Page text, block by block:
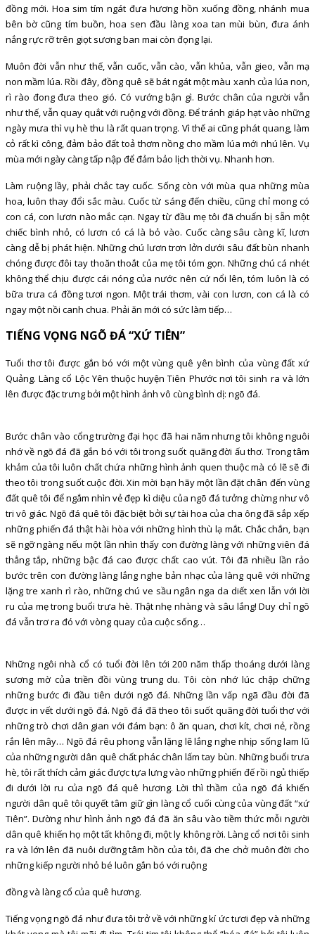
đồng mới. Hoa sim tím ngát đưa hương hồn xuống đồng, nhánh mua
bên bờ cũng tím buồn, hoa sen đầu làng xoa tan mùi bùn, đưa ánh
nắng rực rỡ trên giọt sương ban mai còn đọng lại.
Muôn đời vẫn như thế, vẫn cuốc, vẫn cào, vẫn khủa, vẫn gieo, vẫn mạ
non mầm lúa. Rồi đây, đồng quê sẽ bát ngát một màu xanh của lúa non,
rì rào đong đưa theo gió. Có vướng bận gì. Bước chân của người vẫn
như thế, vẫn quay quắt với ruộng với đồng. Để tránh giáp hạt vào những
ngày mưa thì vụ hè thu là rất quan trọng. Vì thế ai cũng phát quang, làm
cỏ rất kì công, đảm bảo đất toả thơm nồng cho mầm lúa mới nhú lên. Vụ
mùa mới ngày càng tấp nập để đảm bảo lịch thời vụ. Nhanh hơn.
Làm ruộng lầy, phải chắc tay cuốc. Sống còn với mùa qua những mùa
hoa, luôn thay đổi sắc màu. Cuốc từ sáng đến chiều, cũng chỉ mong có
con cá, con lươn nào mắc cạn. Ngay từ đầu mẹ tôi đã chuẩn bị sẵn một
chiếc bình nhỏ, có lươn có cá là bỏ vào. Cuốc càng sâu càng kĩ, lươn
càng dễ bị phát hiện. Những chú lươn trơn lởn dưới sâu đất bùn nhanh
chóng được đôi tay thoăn thoắt của mẹ tôi tóm gọn. Những chú cá nhét
không thể chịu được cái nóng của nước nên cứ nổi lên, tóm luôn là có
bữa trưa cá đồng tươi ngon. Một trái thơm, vài con lươn, con cá là có
ngay một nồi canh chua. Phải ăn mới có sức làm tiếp…
TIẾNG VỌNG NGÕ ĐÁ “XỨ TIÊN”
Tuổi thơ tôi được gắn bó với một vùng quê yên bình của vùng đất xứ
Quảng. Làng cổ Lộc Yên thuộc huyện Tiên Phước nơi tôi sinh ra và lớn
lên được đặc trưng bởi một hình ảnh vô cùng bình dị: ngõ đá.
Bước chân vào cổng trường đại học đã hai năm nhưng tôi không nguôi
nhớ về ngõ đá đã gắn bó với tôi trong suốt quãng đời ấu thơ. Trong tâm
khảm của tôi luôn chất chứa những hình ảnh quen thuộc mà có lẽ sẽ đi
theo tôi trong suốt cuộc đời. Xin mời bạn hãy một lần đặt chân đến vùng
đất quê tôi để ngắm nhìn vẻ đẹp kì diệu của ngõ đá tưởng chừng như vô
tri vô giác. Ngõ đá quê tôi đặc biệt bởi sự tài hoa của cha ông đã sắp xếp
những phiến đá thật hài hòa với những hình thù lạ mắt. Chắc chắn, bạn
sẽ ngỡ ngàng nếu một lần nhìn thấy con đường làng với những viên đá
thẳng tắp, những bậc đá cao được chất cao vút. Tôi đã nhiều lần rảo
bước trên con đường làng lắng nghe bản nhạc của làng quê với những
lặng tre xanh rì rào, những chú ve sầu ngân nga da diết xen lẫn với lời
ru của mẹ trong buổi trưa hè. Thật nhẹ nhàng và sâu lắng! Duy chỉ ngõ
đá vẫn trơ ra đó với vòng quay của cuộc sống…
Những ngôi nhà cổ có tuổi đời lên tới 200 năm thấp thoáng dưới làng
sương mờ của triền đồi vùng trung du. Tôi còn nhớ lúc chập chững
những bước đi đầu tiên dưới ngõ đá. Những lần vấp ngã đầu đời đã
được in vết dưới ngõ đá. Ngõ đá đã theo tôi suốt quãng đời tuổi thơ với
những trò chơi dân gian với đám bạn: ô ăn quan, chơi kít, chơi nẻ, rồng
rắn lên mây… Ngõ đá rêu phong vẫn lặng lẽ lắng nghe nhịp sống lam lũ
của những người dân quê chất phác chân lấm tay bùn. Những buổi trưa
hè, tôi rất thích cảm giác được tựa lưng vào những phiến đế rồi ngủ thiếp
đi dưới lời ru của ngõ đá quê hương. Lời thì thầm của ngõ đá khiến
người dân quê tôi quyết tâm giữ gìn làng cổ cuối cùng của vùng đất “xứ
Tiên”. Dường như hình ảnh ngõ đá đã ăn sâu vào tiềm thức mỗi người
dân quê khiến họ một tất không đi, một ly không rời. Làng cổ nơi tôi sinh
ra và lớn lên đã nuôi dưỡng tâm hồn của tôi, đã che chở muôn đời cho
những kiếp người nhỏ bé luôn gắn bó với ruộng
đồng và làng cổ của quê hương.
Tiếng vọng ngõ đá như đưa tôi trở về với những kí ức tươi đẹp và những